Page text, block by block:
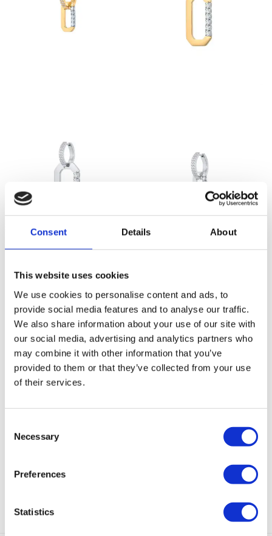
Consent Details About
This website uses cookies
We use cookies to personalise content and ads, to
provide social media features and to analyse our traffic.
We also share information about your use of our site with
our social media, advertising and analytics partners who
may combine it with other information that you’ve
provided to them or that they’ve collected from your use
of their services.
Selection
Necessary
Preferences
Statistics
✓ Gratis verzending vanaf € 50,-
✓ 6 maanden garantie
✓ Achteraf betalen mogelijk